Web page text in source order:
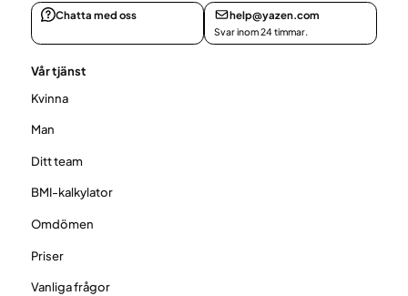
Chatta med oss help@yazen.com
Svar inom 24 timmar.
Vår tjänst
Kvinna
Man
Ditt team
BMI-kalkylator
Omdömen
Priser
Vanliga frågor